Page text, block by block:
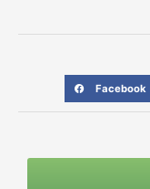
Facebook